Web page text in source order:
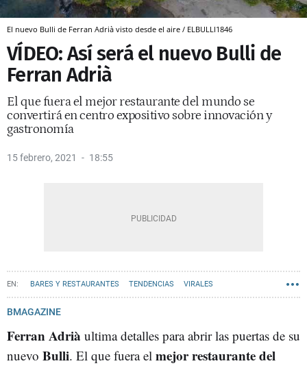
El nuevo Bulli de Ferran Adrià visto desde el aire / ELBULLI1846
VÍDEO: Así será el nuevo Bulli de
Ferran Adrià
El que fuera el mejor restaurante del mundo se
convertirá en centro expositivo sobre innovación y
gastronomía
15 febrero, 2021 18:55
BARES Y RESTAURANTES TENDENCIAS VIRALES
RECOMENDACIONES
BMAGAZINE
Ferran Adrià ultima detalles para abrir las puertas de su
nuevo Bulli. El que fuera el mejor restaurante del